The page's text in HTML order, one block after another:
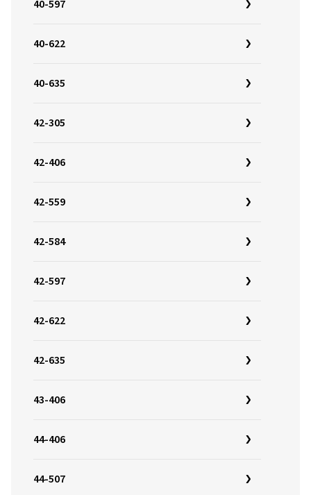
40-597
40-622
40-635
42-305
42-406
42-559
42-584
42-597
42-622
42-635
43-406
44-406
44-507